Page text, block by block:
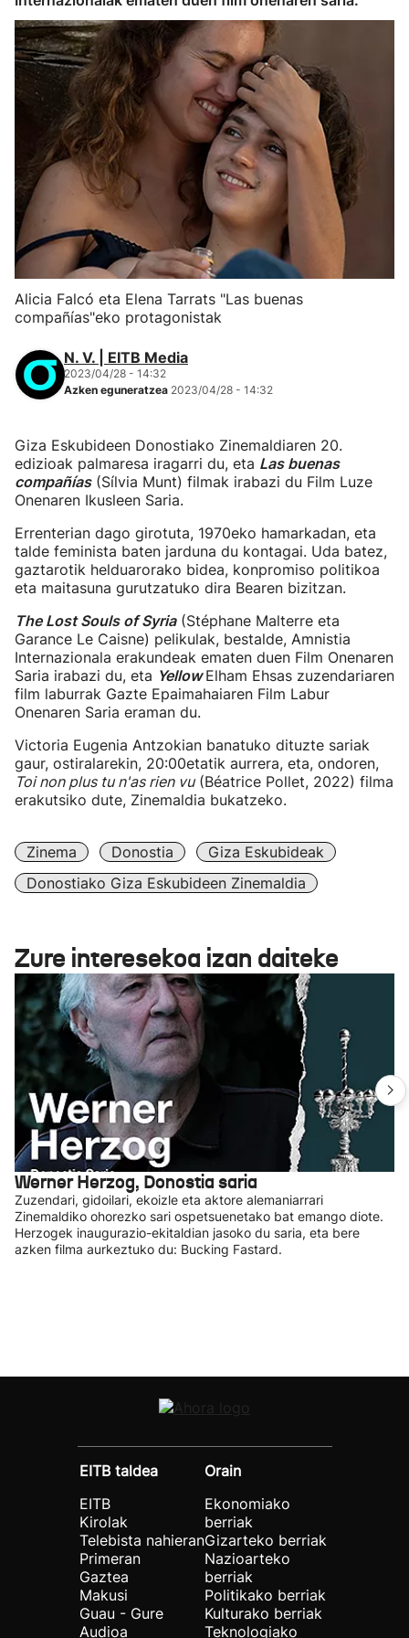
Alicia Falcó eta Elena Tarrats "Las buenas
compañías"eko protagonistak
N. V. | EITB Media
2023/04/28 - 14:32
Azken eguneratzea 2023/04/28 - 14:32
Giza Eskubideen Donostiako Zinemaldiaren 20.
edizioak palmaresa iragarri du, eta Las buenas
compañías(Sílvia Munt) filmak irabazi du Film Luze
Onenaren Ikusleen Saria.
Errenterian dago girotuta, 1970eko hamarkadan, eta
talde feminista baten jarduna du kontagai. Uda batez,
gaztarotik helduarorako bidea, konpromiso politikoa
eta maitasuna gurutzatuko dira Bearen bizitzan.
The Lost Souls of Syria(Stéphane Malterre eta
Garance Le Caisne) pelikulak, bestalde, Amnistia
Internazionala erakundeak ematen duen Film Onenaren
Saria irabazi du, eta YellowElham Ehsas zuzendariaren
film laburrak Gazte Epaimahaiaren Film Labur
Onenaren Saria eraman du.
Victoria Eugenia Antzokian banatuko dituzte sariak
gaur, ostiralarekin, 20:00etatik aurrera, eta, ondoren,
Toi non plus tu n'as rien vu(Béatrice Pollet, 2022) filma
erakutsiko dute, Zinemaldia bukatzeko.
Zinema Donostia
Giza Eskubideak
Donostiako Giza Eskubideen Zinemaldia
Zure interesekoa izan daiteke
Werner Herzog, Donostia saria
Zuzendari, gidoilari, ekoizle eta aktore alemaniarrari
Zinemaldiko ohorezko sari ospetsuenetako bat emango diote.
Herzogek inaugurazio-ekitaldian jasoko du saria, eta bere
azken filma aurkeztuko du: Bucking Fastard.
EITB taldea
EITB
Kirolak
Telebista nahieran
Primeran
Gaztea
Makusi
Guau - Gure
Audioa
Orain
Ekonomiako
berriak
Gizarteko berriak
Nazioarteko
berriak
Politikako berriak
Kulturako berriak
Teknologiako